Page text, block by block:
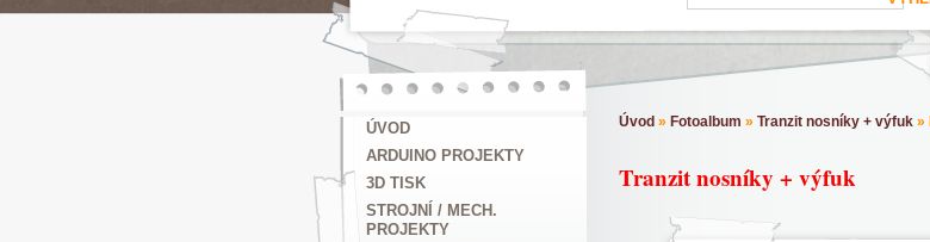
ÚVOD
ARDUINO PROJEKTY
3D TISK
STROJNÍ / MECH.
PROJEKTY
Úvod » Fotoalbum » Tranzit nosníky + výfuk»
Tranzit nosníky + výfuk